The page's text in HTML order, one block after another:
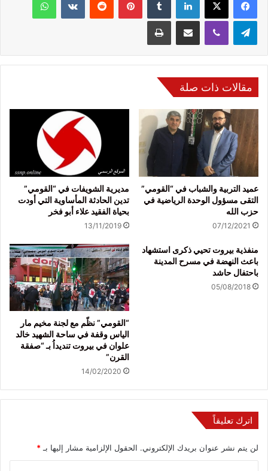
مقالات ذات صلة
عميد التربية والشباب في “القومي”
التقى مسؤول الوحدة الرياضية في
حزب الله
07/12/2021
مديرية الشويفات في “القومي”
تدين الحادثة المأساوية التي أودت
بحياة الفقيد علاء أبو فخر
13/11/2019
منفذية بيروت تحيي ذكرى استشهاد
باعث النهضة في مسرح المدينة
باحتفال حاشد
05/08/2018
“القومي” نظّم مع لجنة مخيم مار
الياس وقفة في ساحة الشهيد خالد
علوان في بيروت تنديداُ بـ “صفقة
القرن”
14/02/2020
اترك تعليقاً
لن يتم نشر عنوان بريدك الإلكتروني. الحقول الإلزامية مشار إليها بـ*